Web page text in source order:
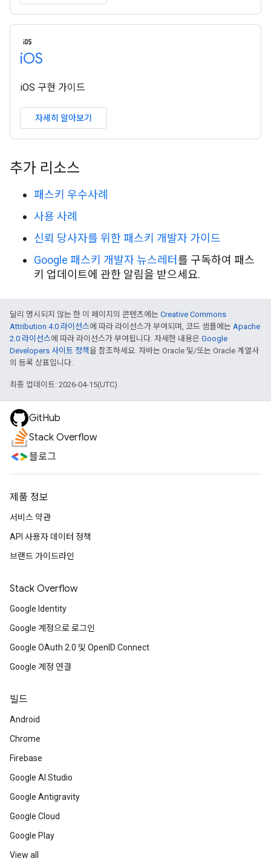
iOS
iOS 구현 가이드
자세히 알아보기
추가 리소스
패스키 우수사례
사용 사례
신뢰 당사자를 위한 패스키 개발자 가이드
Google 패스키 개발자 뉴스레터 를 구독하여 패스
키 업데이트에 관한 알림을 받으세요.
달리 명시되지 않는 한 이 페이지의 콘텐츠에는 Creative Commons
Attribution 4.0 라이선스에 따라 라이선스가 부여되며, 코드 샘플에는 Apache
2.0 라이선스에 따라 라이선스가 부여됩니다. 자세한 내용은 Google
Developers 사이트 정책을 참조하세요. 자바는 Oracle 및/또는 Oracle 계열사
의 등록 상표입니다.
최종 업데이트: 2026-04-15(UTC)
GitHub
Stack Overflow
블로그
제품 정보
서비스 약관
API 사용자 데이터 정책
브랜드 가이드라인
Stack Overflow
Google Identity
Google 계정으로 로그인
Google OAuth 2.0 및 OpenID Connect
Google 계정 연결
빌드
Android
Chrome
Firebase
Google AI Studio
Google Antigravity
Google Cloud
Google Play
View all